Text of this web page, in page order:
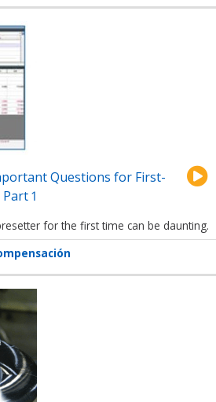
Questions for First-
1
for the first time can be daunting.